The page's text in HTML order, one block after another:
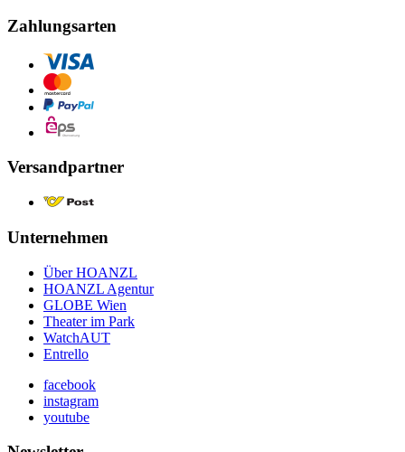
Zahlungsarten
Versandpartner
Unternehmen
Über HOANZL
HOANZL Agentur
GLOBE Wien
Theater im Park
WatchAUT
Entrello
facebook
instagram
youtube